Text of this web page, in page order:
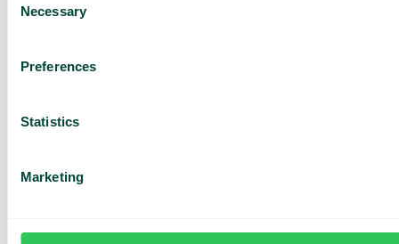
Selection
Necessary
Preferences
Statistics
Marketing
Samtalsstatistik och dashboards
på verksamheten i realtid, oavsett vart ert team är.
dashboards efter era behov för att optimera teamets